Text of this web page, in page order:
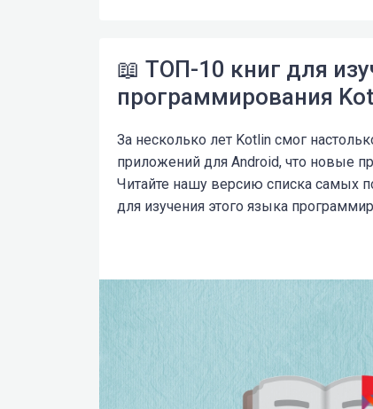
📖 ТОП-10 книг для
программирования
За несколько лет Kotlin смог
приложений для Android, что новые
Читайте нашу версию списка самых
для изучения этого языка